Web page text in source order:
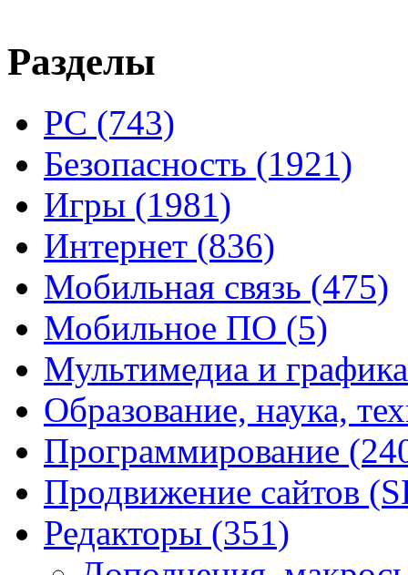
Разделы
PC (743)
Безопасность (1921)
Игры (1981)
Интернет (836)
Мобильная связь (475)
Мобильное ПО (5)
Мультимедиа и
Образование, наука,
Программирование
Продвижение сайтов
Редакторы (351)